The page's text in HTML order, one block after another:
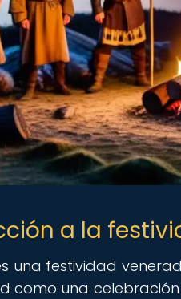
a la
una festividad
como una